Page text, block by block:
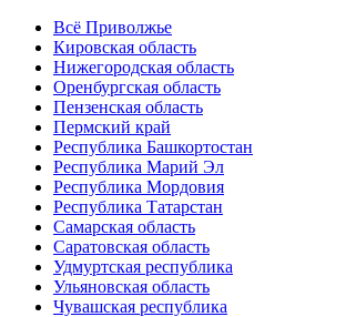
Всё Приволжье
Кировская область
Нижегородская область
Оренбургская область
Пензенская область
Пермский край
Республика Башкортостан
Республика Марий Эл
Республика Мордовия
Республика Татарстан
Самарская область
Саратовская область
Удмуртская республика
Ульяновская область
Чувашская республика